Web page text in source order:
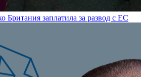
Британия заплатила за развод с ЕС